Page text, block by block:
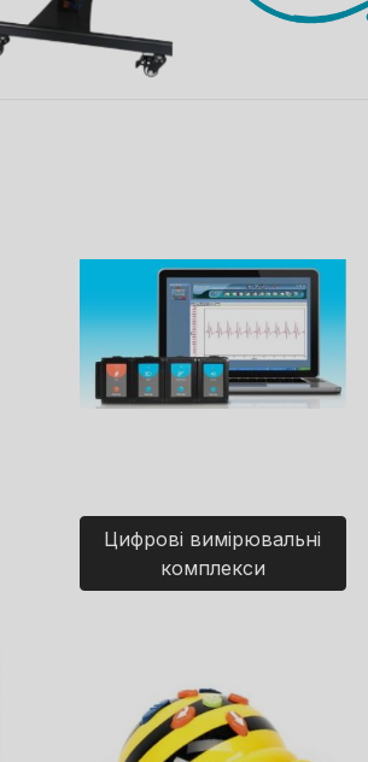
Цифрові вимірювальні
комплекси